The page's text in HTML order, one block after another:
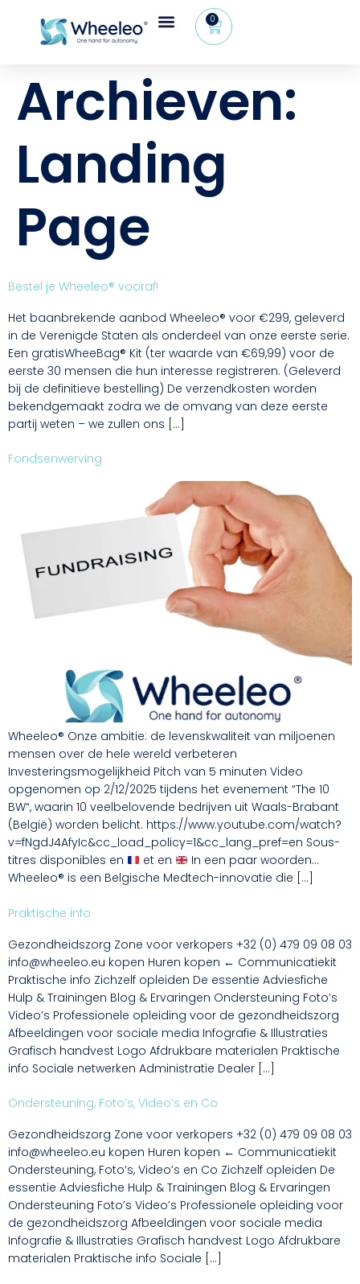
0
Archieven:
Landing
Page
Bestel je Wheeleo® vooraf!
Het baanbrekende aanbod Wheeleo® voor €299, geleverd
in de Verenigde Staten als onderdeel van onze eerste serie.
Een gratisWheeBag® Kit (ter waarde van €69,99) voor de
eerste 30 mensen die hun interesse registreren. (Geleverd
bij de definitieve bestelling) De verzendkosten worden
bekendgemaakt zodra we de omvang van deze eerste
partij weten – we zullen ons […]
Fondsenwerving
Wheeleo® Onze ambitie: de levenskwaliteit van miljoenen
mensen over de hele wereld verbeteren
Investeringsmogelijkheid Pitch van 5 minuten Video
opgenomen op 2/12/2025 tijdens het evenement “The 10
BW“, waarin 10 veelbelovende bedrijven uit Waals-Brabant
(België) worden belicht. https://www.youtube.com/watch?
v=fNgdJ4AfyIc&cc_load_policy=1&cc_lang_pref=en Sous-
titres disponibles en
et en
In een paar woorden…
Wheeleo® is een Belgische Medtech-innovatie die […]
Praktische info
Gezondheidszorg Zone voor verkopers +32 (0) 479 09 08 03
info@wheeleo.eu kopen Huren kopen ← Communicatiekit
Praktische info Zichzelf opleiden De essentie Adviesfiche
Hulp & Trainingen Blog & Ervaringen Ondersteuning Foto’s
Video’s Professionele opleiding voor de gezondheidszorg
Afbeeldingen voor sociale media Infografie & Illustraties
Grafisch handvest Logo Afdrukbare materialen Praktische
info Sociale netwerken Administratie Dealer […]
Ondersteuning, Foto’s, Video’s en Co
Gezondheidszorg Zone voor verkopers +32 (0) 479 09 08 03
info@wheeleo.eu kopen Huren kopen ← Communicatiekit
Ondersteuning, Foto’s, Video’s en Co Zichzelf opleiden De
essentie Adviesfiche Hulp & Trainingen Blog & Ervaringen
Ondersteuning Foto’s Video’s Professionele opleiding voor
de gezondheidszorg Afbeeldingen voor sociale media
Infografie & Illustraties Grafisch handvest Logo Afdrukbare
materialen Praktische info Sociale […]